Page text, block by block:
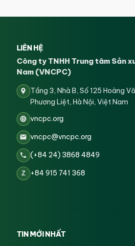
LIÊN HỆ
Công ty TNHH Trung tâm Sản
Nam (VNCPC)
Tầng 3, Nhà B, Số 125 Hoàng
Phương Liệt, Hà Nội, Việt Nam
vncpc.org
vncpc@vncpc.org
(+84 24) 3868 4849
Z +84 915 741 368
TIN MỚI NHẤT